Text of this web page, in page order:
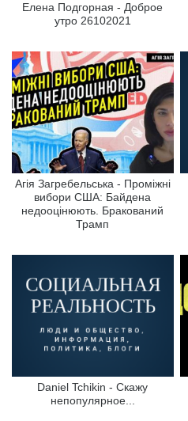
Елена Подгорная - Доброе
утро 26102021
Агія Загребельська - Проміжні
вибори США: Байдена
недооцінюють. Бракований
Трамп
Daniel Tchikin - Скажу
непопулярное...